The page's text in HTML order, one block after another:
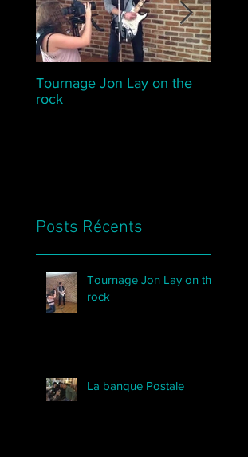
Tournage Jon Lay on the
rock
Posts Récents
Tournage Jon Lay on the
rock
La banque Postale